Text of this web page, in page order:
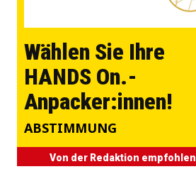
Wählen Sie Ihre
HANDS On.-
Anpacker:innen!
ABSTIMMUNG
Von der Redaktion empfohlen